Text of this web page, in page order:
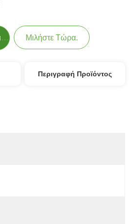
Βρείτε Την Καλύτερη Τιμή Μιλήστε Τώρα.
Περιγραφή Προϊόντος